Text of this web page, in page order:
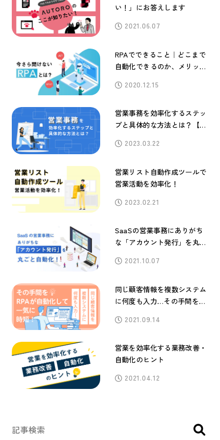
い！」にお答えします
2021.06.07
RPAでできること｜どこまで
自動化できるのか、メリット
2020.12.15
営業事務を効率化するステッ
プと具体的な方法とは？【事
2023.03.22
営業リスト自動作成ツールで
営業活動を効率化！
2023.02.21
SaaSの営業事務にありがち
な「アカウント発行」を丸ご
2021.10.07
同じ顧客情報を複数システム
に何度も入力…その手間をRP
2021.09.14
営業を効率化する業務改善・
自動化のヒント
2021.04.12